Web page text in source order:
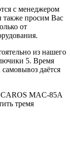
с менеджером
также просим Вас
от
из нашего
5. Время
даётся
MAC-85A
тремя